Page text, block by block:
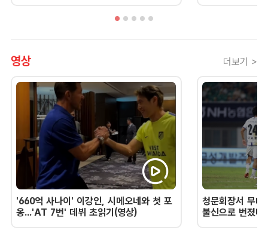
영상 더보기 >
'660억 사나이' 이강인, 시메오네와 첫 포
옹...'AT 7번' 데뷔 초읽기(영상)
청문회장서 무너
불신으로 번졌